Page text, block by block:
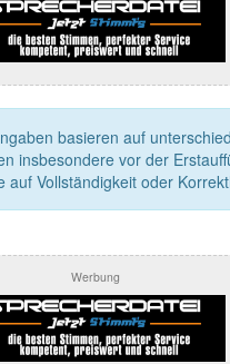
basieren auf
insbesondere vor der
auf Vollständigkeit oder
Werbung